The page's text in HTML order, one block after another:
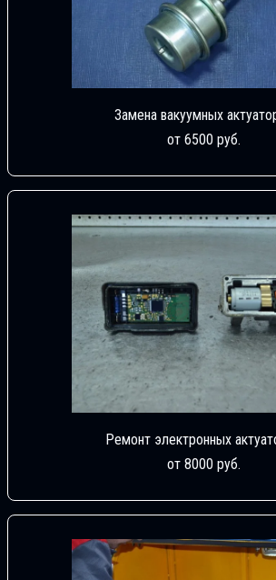
Замена вакуумных
от 6500 руб.
Ремонт электронных
от 8000 руб.